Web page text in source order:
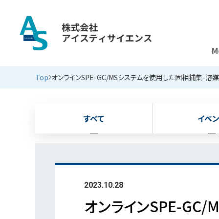
Top オンラインSPE-GC/MSシステムを使用した固相捕集-溶
新着情報
すべて イベ
2023.10.28
オンラインSPE-